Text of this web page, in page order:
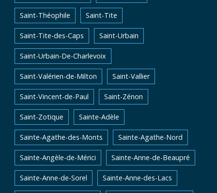
Saint-Théophile Saint-Tite
Saint-Tite-des-Caps Saint-Urbain
Saint-Urbain-De-Charlevoix
Saint-Valérien-de-Milton Saint-Vallier
Saint-Vincent-de-Paul Saint-Zénon
Saint-Zotique Sainte-Adèle
Sainte-Agathe-des-Monts Sainte-Agathe-Nord
Sainte-Angèle-de-Mérici Sainte-Anne-de-Beaupré
Sainte-Anne-de-Sorel Sainte-Anne-des-Lacs